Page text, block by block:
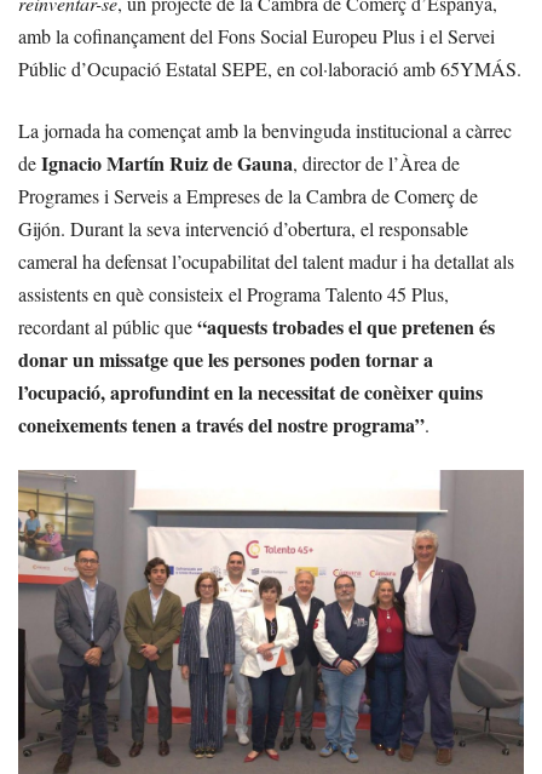
amb la cofinançament del Fons Social Europeu Plus i el Servei
Públic d’Ocupació Estatal SEPE, en col·laboració amb 65YMÁS.
La jornada ha començat amb la benvinguda institucional a càrrec
deIgnacio Martín Ruiz de Gauna, director de l’Àrea de
Programes i Serveis a Empreses de la Cambra de Comerç de
Gijón. Durant la seva intervenció d’obertura, el responsable
cameral ha defensat l’ocupabilitat del talent madur i ha detallat als
assistents en què consisteix el Programa Talento 45 Plus,
recordant al públic que“aquests trobades el que pretenen és
donar un missatge que les persones poden tornar a
l’ocupació, aprofundint en la necessitat de conèixer quins
coneixements tenen a través del nostre programa”.